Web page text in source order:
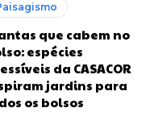
que cabem no
espécies
da CASACOR
jardins para
os bolsos